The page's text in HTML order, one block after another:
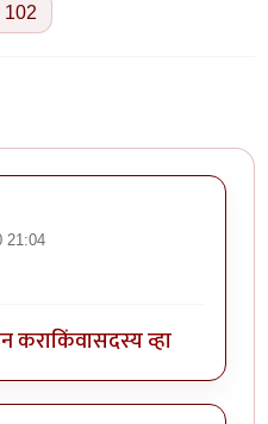
102
21:04
कराकिंवासदस्य व्हा